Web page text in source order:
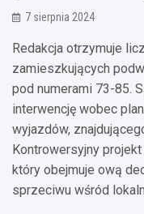
7 sierpnia 2024
Redakcja otrzymuje
zamieszkujących
pod numerami 73-85.
interwencję wobec
wyjazdów,
Kontrowersyjny
który obejmuje ową
sprzeciwu wśród